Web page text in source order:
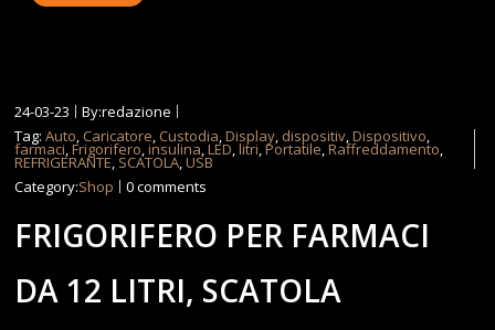
24-03-23
By:redazione
Tag:Auto, Caricatore, Custodia,Display, dispositiv,Dispositivo,
farmaci,Frigorifero,insulina,LED,litri,Portatile,Raffreddamento,
REFRIGERANTE, SCATOLA,USB
Category:Shop 0 comments
FRIGORIFERO PER FARMACI
DA 12 LITRI, SCATOLA